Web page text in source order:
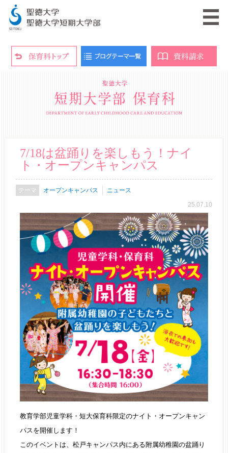
7/18は盆踊りを楽しもう！ナイ
ト・オープンキャンパス
オープンキャンパス
ニュース
25.07.10
教育学部児童学科・短大保育科限定のナイト・オープンキャン
パスを開催します！
このイベントは、松戸キャンパス内にある附属幼稚園の盆踊り